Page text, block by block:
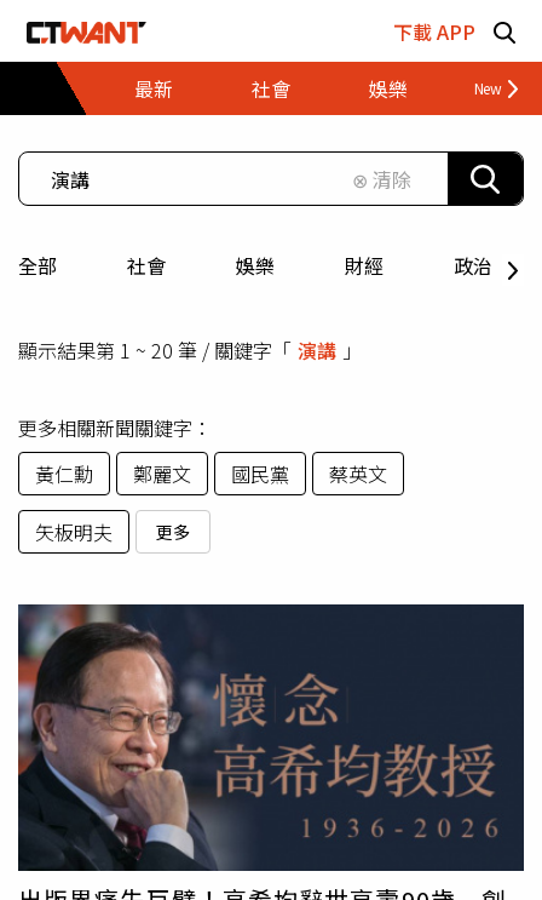
下載 APP
最新
社會 娛樂 財經
⊗ 清除
全部 社會 娛樂 財經 政治
顯示結果第 1 ~ 20 筆 / 關鍵字「 演講 」
更多相關新聞關鍵字：
黃仁勳
鄭麗文 國民黨
蔡英文
矢板明夫
更多